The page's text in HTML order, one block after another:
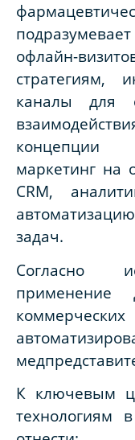
офлайн-
стратегиям,
каналы для
концепции
маркетинг на
CRM,
задач.
Согласно
применение
К ключевым
технологиям